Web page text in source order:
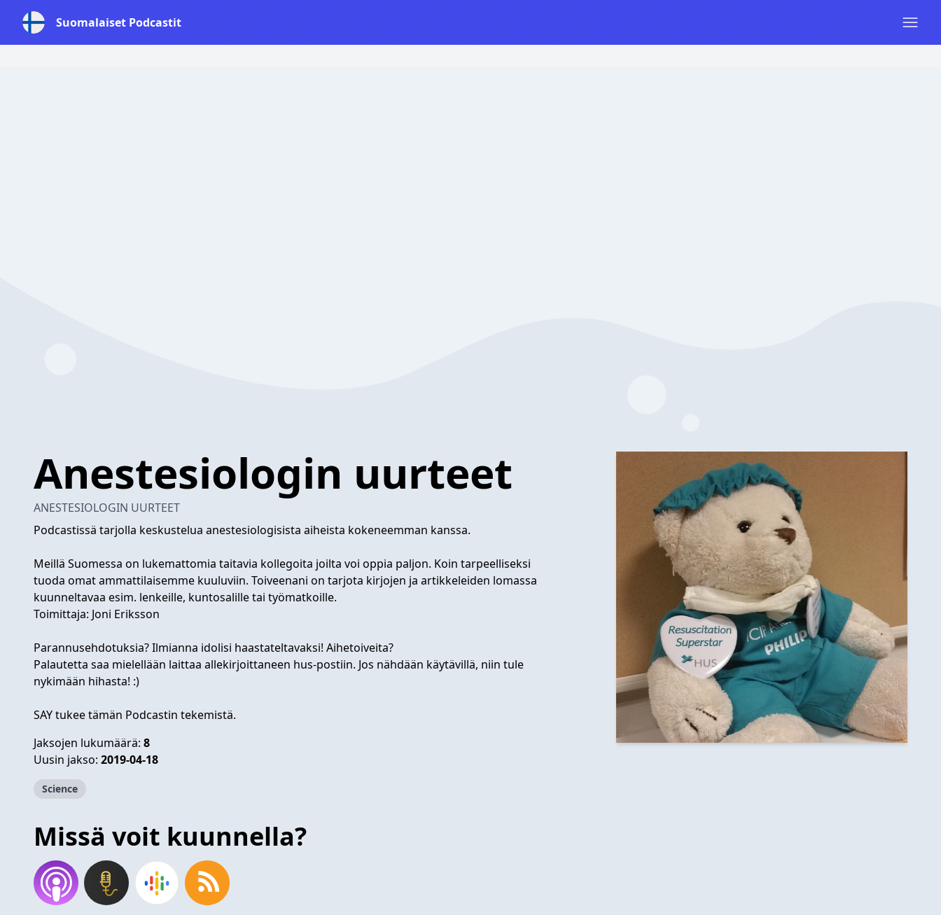
Suomalaiset Podcastit
Anestesiologin uurteet
ANESTESIOLOGIN UURTEET
Podcastissä tarjolla keskustelua anestesiologisista aiheista kokeneemman kanssa.
Meillä Suomessa on lukemattomia taitavia kollegoita joilta voi oppia paljon. Koin tarpeelliseksi
tuoda omat ammattilaisemme kuuluviin. Toiveenani on tarjota kirjojen ja artikkeleiden lomassa
kuunneltavaa esim. lenkeille, kuntosalille tai työmatkoille.
Toimittaja: Joni Eriksson
Parannusehdotuksia? Ilmianna idolisi haastateltavaksi! Aihetoiveita?
Palautetta saa mielellään laittaa allekirjoittaneen hus-postiin. Jos nähdään käytävillä, niin tule
nykimään hihasta! :)
SAY tukee tämän Podcastin tekemistä.
Jaksojen lukumäärä: 8
Uusin jakso: 2019-04-18
Science
Missä voit kuunnella?